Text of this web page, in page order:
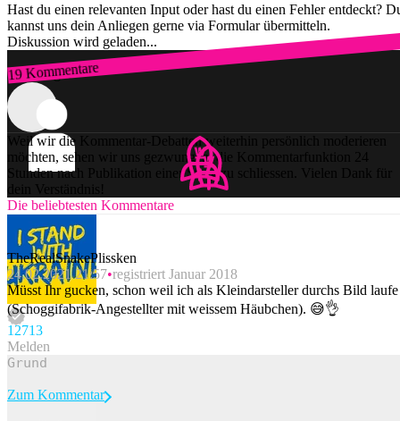
Hast du einen relevanten Input oder hast du einen Fehler entdeckt?
kannst uns dein Anliegen gerne via Formular übermitteln.
Diskussion wird geladen...
19 Kommentare
Zum Login
Weil wir die Kommentar-Debatten weiterhin persönlich moderieren
möchten, sehen wir uns gezwungen, die Kommentarfunktion 24
Stunden nach Publikation einer Story zu schliessen. Vielen Dank für
dein Verständnis!
Die beliebtesten Kommentare
TheRealSnakePlissken
24.02.2021 21:57 registriert Januar 2018
Müsst Ihr gucken, schon weil ich als Kleindarsteller durchs Bild laufe
(Schoggifabrik-Angestellter mit weissem Häubchen). 😅👌
12713
Melden
Zum Kommentar